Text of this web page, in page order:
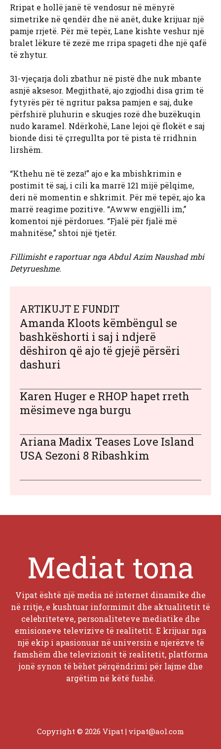
Rripat e hollë janë të vendosur në mënyrë
simetrike në qendër dhe në anët, duke krijuar një
pamje rrjetë. Për më tepër, Lane kishte veshur një
bralet lëkure të zezë me rripa spageti dhe një qafë
të zhytur.
31-vjeçarja doli zbathur në pistë dhe nuk mbante
asnjë aksesor. Megjithatë, ajo zgjodhi disa grim të
fytyrës për të ngritur paksa pamjen e saj, duke
përfshirë pluhurin e skuqjes rozë dhe buzëkuqin
nudo karamel. Ndërkohë, Lane lejoi që flokët e saj
bionde disi të çrregullta por të pista të rridhnin
lirshëm.
“Kthehu në të zeza!” ajo e ka mbishkrimin e
postimit të saj, i cili ka marrë 121 mijë pëlqime,
deri në momentin e shkrimit. Për më tepër, ajo ka
marrë reagime pozitive. “Awww engjëlli im,”
komentoi një përdorues. “Fjalë për fjalë më
mahnitëse,” shtoi një tjetër.
Fillimisht e raportuar nga Abdul Azim Naushad mbi
Detyrueshme.
ARTIKUJT E FUNDIT
Amanda Kloots këmbëngul se
bashkëshorti i saj i ndjerë
dëshiron që ajo të gjejë përsëri
dashuri
Karen Huger e RHOP hapet rreth
mësimeve nga burgu
Ariana Madix Teases Love Island
USA Sezoni 8 Ribashkim
Mediat tona
Vipat është një media në internet dinamike dhe
në rritje, e kushtuar informimit dhe aktualitetit të
celebriteteve, personaliteteve mediatike dhe
emisioneve televizive të realitetit. E krijuar nga
një ekip i apasionuar në universin e njerëzve të
famshëm dhe televizionit të realitetit, platforma
jonë synon të bëhet përqëndrimi për lajme dhe
argëtim në këtë fushë.
Copyright © 2026 Vipat | vipat@aol.com